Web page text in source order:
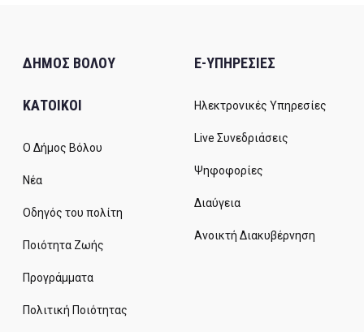
ΔΗΜΟΣ ΒΟΛΟΥ
ΚΑΤΟΙΚΟΙ
Ο Δήμος Βόλου
Νέα
Οδηγός του πολίτη
Ποιότητα Ζωής
Προγράμματα
Πολιτική Ποιότητας
E-ΥΠΗΡΕΣΙΕΣ
Ηλεκτρονικές Υπηρεσίες
Live Συνεδριάσεις
Ψηφοφορίες
Διαύγεια
Ανοικτή Διακυβέρνηση